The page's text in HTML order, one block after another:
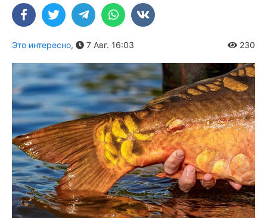
Это интересно, 7 Авг. 16:03 230